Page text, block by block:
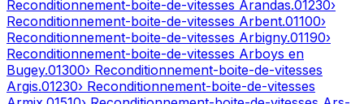
Reconditionnement-boite-de-vitesses Arandas.01230›
Reconditionnement-boite-de-vitesses Arbent.01100›
Reconditionnement-boite-de-vitesses Arbigny.01190›
Reconditionnement-boite-de-vitesses Arboys en
Bugey.01300› Reconditionnement-boite-de-vitesses
Argis.01230› Reconditionnement-boite-de-vitesses